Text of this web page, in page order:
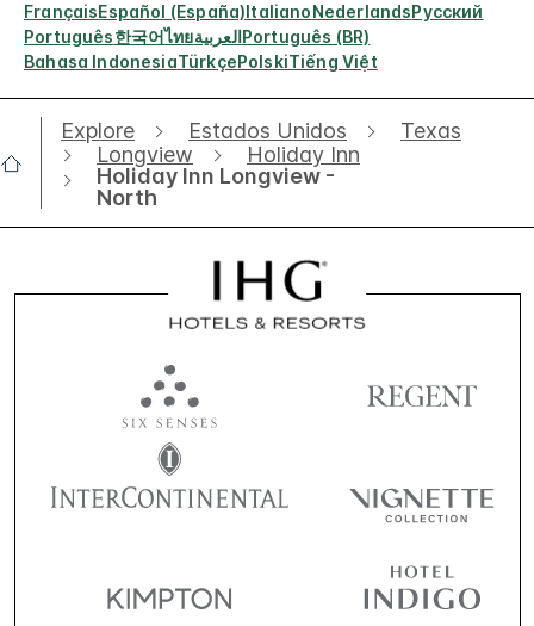
FrançaisEspañol (España)ItalianoNederlandsРусский
Português한국어ไทยالعربيةPortuguês (BR)
Bahasa IndonesiaTürkçePolskiTiếng Việt
Explore Estados Unidos
Texas
Longview
Holiday Inn
Holiday Inn Longview -
North